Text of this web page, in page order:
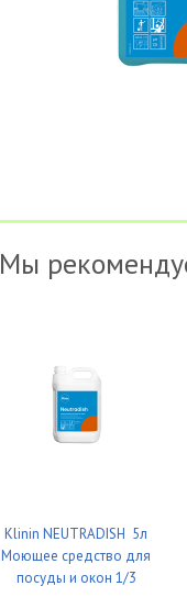
Мы
Klinin NEUTRADISH 5л
Моющее средство для
посуды и окон 1/3